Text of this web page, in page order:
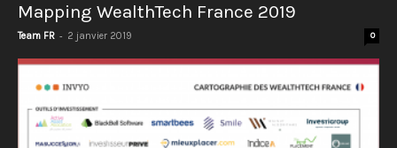
Mapping WealthTech France 2019
Team FR - 2 janvier 2019 0